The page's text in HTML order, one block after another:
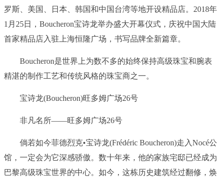
罗斯、美国、日本、韩国和中国台湾等地开设精品店。2018年
1月25日，Boucheron宝诗龙举办盛大开幕仪式，庆祝中国大陆
首家精品店入驻上海恒隆广场，书写品牌全新篇章。
Boucheron是世界上为数不多的始终保持高级珠宝和腕表
精湛的制作工艺和传统风格的珠宝商之一。
宝诗龙(Boucheron)旺多姆广场26号
非凡名所——旺多姆广场26号
倘若如今菲德烈克•宝诗龙(Frédéric Boucheron)走入Nocé公
馆，一定会为它深感骄傲。数十年来，他的家族宅邸已经成为
巴黎高级珠宝世界的中心。如今，这栋历史建筑经过翻修，焕